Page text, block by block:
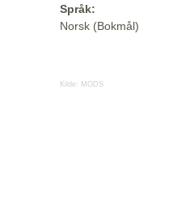
Språk:
Norsk (Bokmål)
Kilde: MODS